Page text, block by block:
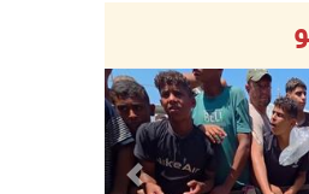
والصي ...
Previous